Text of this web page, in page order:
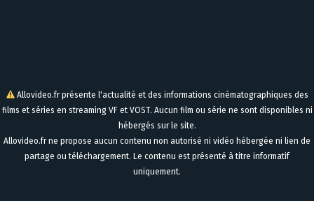
Allovideo.fr présente l'actualité et des informations cinématographiques des
films et séries en streaming VF et VOST. Aucun film ou série ne sont disponibles ni
hébergés sur le site.
Allovideo.fr ne propose aucun contenu non autorisé ni vidéo hébergée ni lien de
partage ou téléchargement. Le contenu est présenté à titre informatif
uniquement.